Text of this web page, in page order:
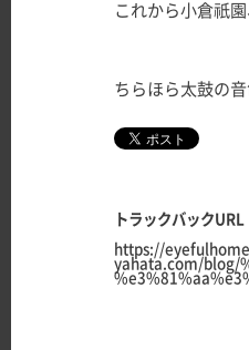
これから小倉祇
ちらほら太鼓の
トラックバックURL
https://
yahata.com/blog/